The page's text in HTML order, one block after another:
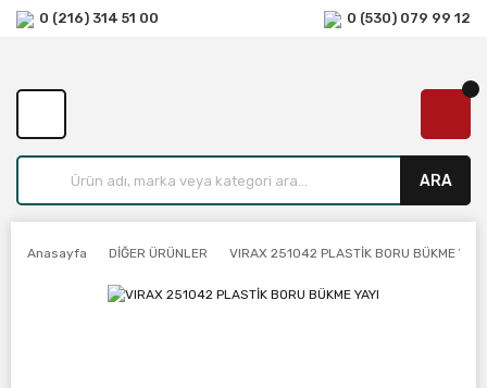
0 (216) 314 51 00 0 (530) 079 99 12
ARA
Anasayfa DİĞER ÜRÜNLER VIRAX 251042 PLASTİK BORU BÜKME YAYI